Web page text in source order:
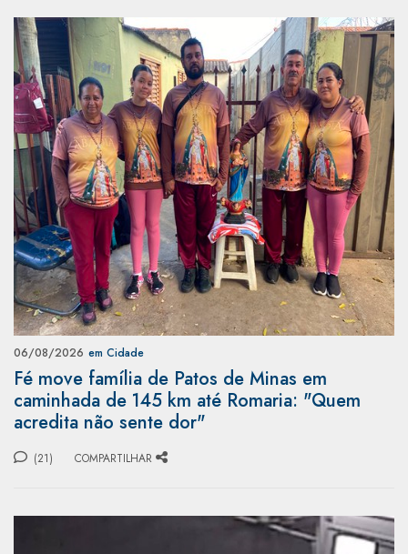
06/08/2026 em Cidade
Fé move família de Patos de Minas em
caminhada de 145 km até Romaria: "Quem
acredita não sente dor"
(21) COMPARTILHAR